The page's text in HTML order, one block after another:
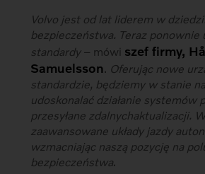
Volvo jest od lat liderem w
bezpieczeństwa. Teraz ponownie
standardy – mówi szef firmy,
Samuelsson. Oferując nowe
standardzie, będziemy w stanie
udoskonalać działanie systemów
przesyłane zdalnychaktualizacji.
zaawansowane układy jazdy
wzmacniając naszą pozycję na
bezpieczeństwa.